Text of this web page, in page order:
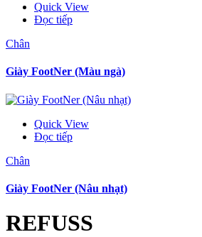
Quick View
Đọc tiếp
Chân
Giày FootNer (Màu ngà)
Quick View
Đọc tiếp
Chân
Giày FootNer (Nâu nhạt)
REFUSS